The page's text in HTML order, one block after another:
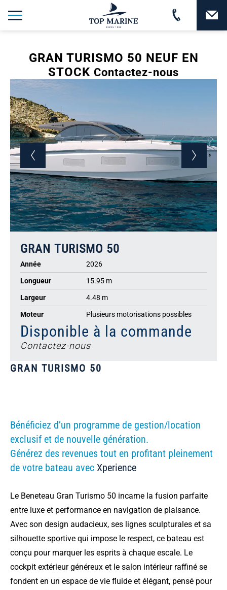
GRAN TURISMO 50 NEUF EN
STOCK Contactez-nous
GRAN TURISMO 50
Année 2026
Longueur 15.95 m
Largeur 4.48 m
Moteur Plusieurs motorisations possibles
Disponible à la commande
Contactez-nous
GRAN TURISMO 50
Bénéficiez d’un programme de gestion/location
exclusif et de nouvelle génération.
Générez des revenues tout en profitant pleinement
de votre bateau avec Xperience
Le Beneteau Gran Turismo 50 incarne la fusion parfaite
entre luxe et performance en navigation de plaisance.
Avec son design audacieux, ses lignes sculpturales et sa
silhouette sportive qui impose le respect, ce bateau est
conçu pour marquer les esprits à chaque escale. Le
cockpit extérieur généreux et le salon intérieur raffiné se
fondent en un espace de vie fluide et élégant, pensé pour